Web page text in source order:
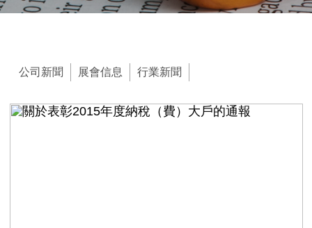
公司新聞 展會信息 行業新聞